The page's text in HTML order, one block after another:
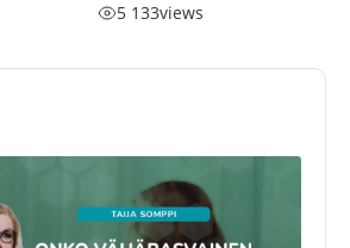
5 133views